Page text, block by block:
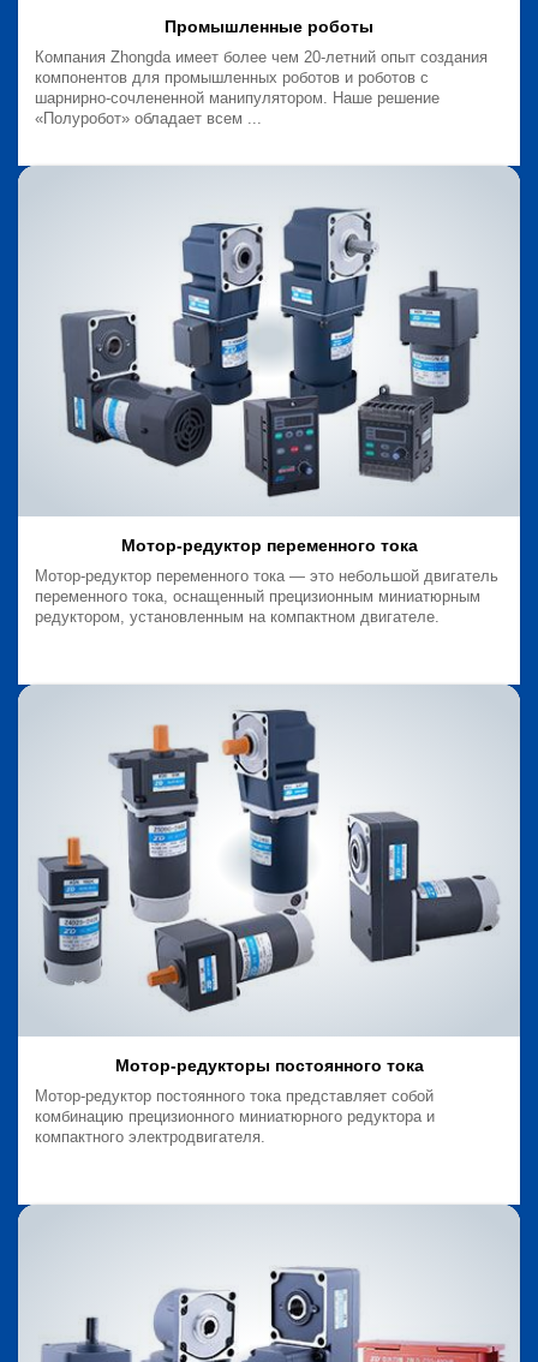
Промышленные роботы
Компания Zhongda имеет более чем 20-летний опыт создания
компонентов для промышленных роботов и роботов с
шарнирно-сочлененной манипулятором. Наше решение
«Полуробот» обладает всем ...
Мотор-редуктор переменного тока
Мотор-редуктор переменного тока — это небольшой двигатель
переменного тока, оснащенный прецизионным миниатюрным
редуктором, установленным на компактном двигателе.
Мотор-редукторы постоянного тока
Мотор-редуктор постоянного тока представляет собой
комбинацию прецизионного миниатюрного редуктора и
компактного электродвигателя.